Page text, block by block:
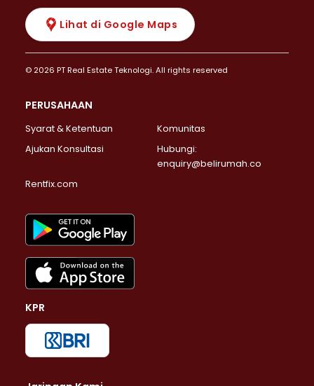
Lihat di Google Maps
© 2026 PT Real Estate Teknologi. All rights reserved
PERUSAHAAN
Syarat & Ketentuan
Komunitas
Ajukan Konsultasi
Hubungi:
enquiry@belirumah.co
Rentfix.com
KPR